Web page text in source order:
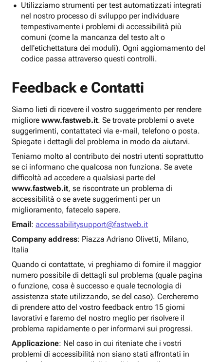
Utilizziamo strumenti per test automatizzati integrati
nel nostro processo di sviluppo per individuare
tempestivamente i problemi di accessibilità più
comuni (come la mancanza del testo alt o
dell'etichettatura dei moduli). Ogni aggiornamento del
codice passa attraverso questi controlli.
Feedback e Contatti
Siamo lieti di ricevere il vostro suggerimento per rendere
migliore www.fastweb.it. Se trovate problemi o avete
suggerimenti, contattateci via e-mail, telefono o posta.
Spiegate i dettagli del problema in modo da aiutarvi.
Teniamo molto al contributo dei nostri utenti soprattutto
se ci informano che qualcosa non funziona. Se avete
difficoltà ad accedere a qualsiasi parte del
www.fastweb.it, se riscontrate un problema di
accessibilità o se avete suggerimenti per un
miglioramento, fatecelo sapere.
Email: accessabilitysupport@fastweb.it
Company address: Piazza Adriano Olivetti, Milano,
Italia
Quando ci contattate, vi preghiamo di fornire il maggior
numero possibile di dettagli sul problema (quale pagina
o funzione, cosa è successo e quale tecnologia di
assistenza state utilizzando, se del caso). Cercheremo
di prendere atto del vostro feedback entro 15 giorni
lavorativi e faremo del nostro meglio per risolvere il
problema rapidamente o per informarvi sui progressi.
Applicazione: Nel caso in cui riteniate che i vostri
problemi di accessibilità non siano stati affrontati in